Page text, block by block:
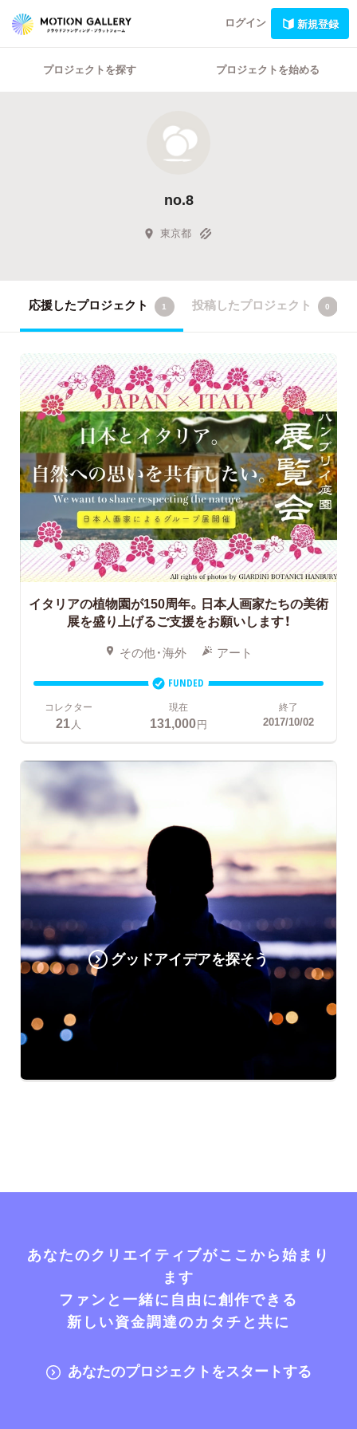
ログイン 新規登録
プロジェクトを探す プロジェクトを始める
no.8
東京都
応援したプロジェクト 1 投稿したプロジェクト 0
イタリアの植物園が150周年。日本人画家たちの美術
展を盛り上げるご支援をお願いします！
その他・海外 アート
FUNDED
コレクター
21 人
現在
131,000円
終了
2017/10/02
グッドアイデアを探そう
あなたのクリエイティブがここから始まり
ます
ファンと一緒に自由に創作できる
新しい資金調達のカタチと共に
あなたのプロジェクトをスタートする